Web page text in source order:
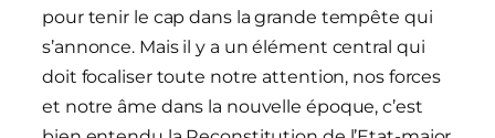
pour tenir le cap dans la grande tempête qui
s’annonce. Mais il y a un élément central qui
doit focaliser toute notre attention, nos forces
et notre âme dans la nouvelle époque, c’est